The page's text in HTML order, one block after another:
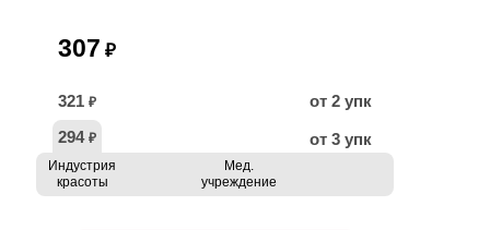
307 ₽
321 ₽
от 2 упк
294 ₽ от 3 упк
Индустрия
красоты
Мед.
учреждение